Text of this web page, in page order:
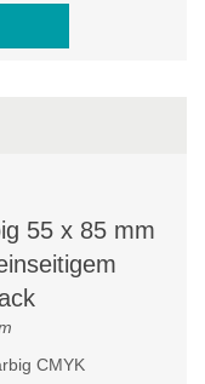
55 x 85 mm
CMYK